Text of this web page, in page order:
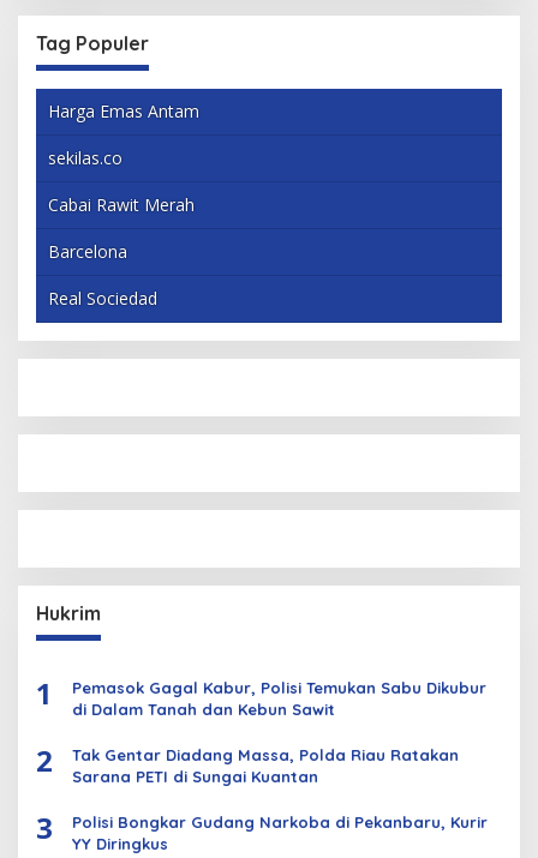
Tag Populer
Harga Emas Antam
sekilas.co
Cabai Rawit Merah
Barcelona
Real Sociedad
Hukrim
1
Pemasok Gagal Kabur, Polisi Temukan Sabu Dikubur
di Dalam Tanah dan Kebun Sawit
2
Tak Gentar Diadang Massa, Polda Riau Ratakan
Sarana PETI di Sungai Kuantan
3
Polisi Bongkar Gudang Narkoba di Pekanbaru, Kurir
YY Diringkus